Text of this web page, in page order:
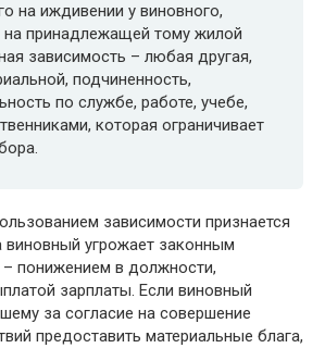
на иждивении у виновного,
на принадлежащей тому жилой
зависимость – любая другая,
подчиненность,
по службе, работе, учебе,
которая ограничивает
зависимости признается
виновный угрожает законным
понижением в должности,
зарплаты. Если виновный
за согласие на совершение
предоставить материальные блага,